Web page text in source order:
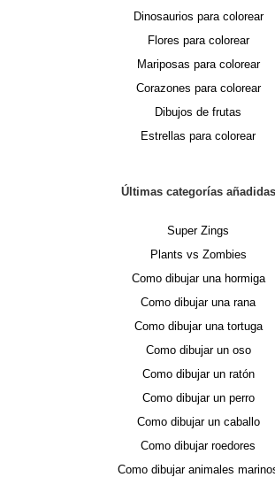
Dinosaurios para colorear
Flores para colorear
Mariposas para colorear
Corazones para colorear
Dibujos de frutas
Estrellas para colorear
Últimas categorías añadidas
Super Zings
Plants vs Zombies
Como dibujar una hormiga
Como dibujar una rana
Como dibujar una tortuga
Como dibujar un oso
Como dibujar un ratón
Como dibujar un perro
Como dibujar un caballo
Como dibujar roedores
Como dibujar animales